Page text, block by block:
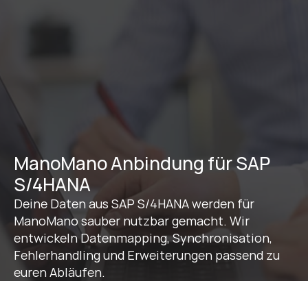
ManoMano Anbindung für SAP
S/4HANA
Deine Daten aus SAP S/4HANA werden für
ManoMano sauber nutzbar gemacht. Wir
entwickeln Datenmapping, Synchronisation,
Fehlerhandling und Erweiterungen passend zu
euren Abläufen.